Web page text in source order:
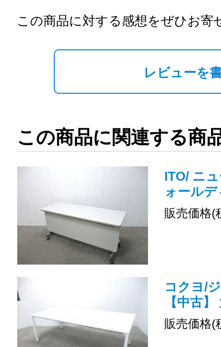
この商品に対する感想をぜひお寄
レビューを
この商品に関連する商
ITO/ ニ
ォール
販売価格(
コクヨ/
【中古
販売価格(